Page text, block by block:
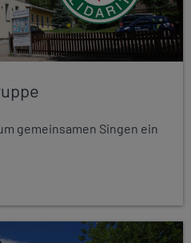
gemeinsamen Singen ein